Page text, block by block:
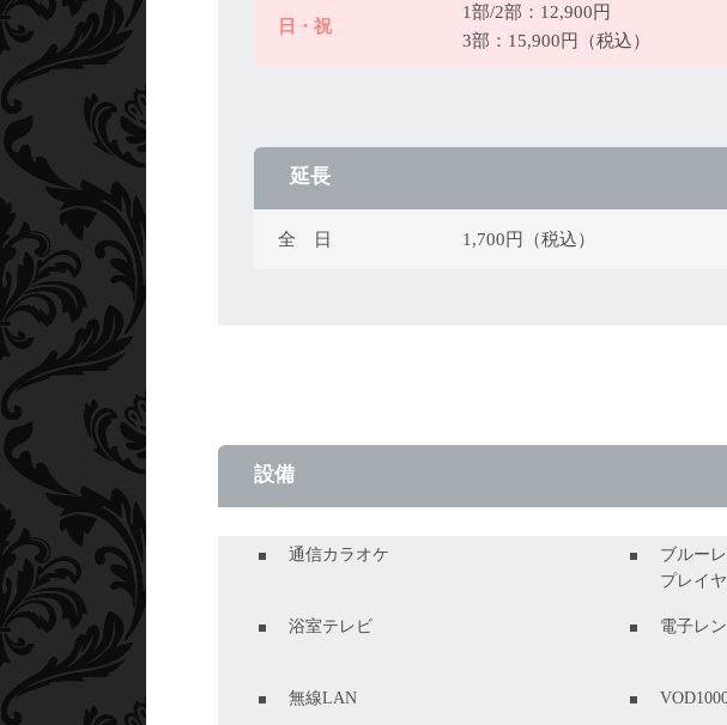
日・祝
1部/2部：12,900円
3部：15,900円（税込）
延長
全 日 1,700円（税込）
設備
通信カラオケ
ブルー
プレイ
浴室テレビ 電子レ
無線LAN